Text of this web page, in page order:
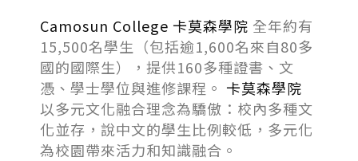
Camosun College 卡莫森學院 全年約有
15,500名學生（包括逾1,600名來自80多
國的國際生），提供160多種證書、文
憑、學士學位與進修課程。 卡莫森學院
以多元文化融合理念為驕傲：校內多種文
化並存，說中文的學生比例較低，多元化
為校園帶來活力和知識融合。